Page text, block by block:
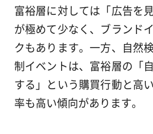
富裕層に対しては「広告を
が極めて少なく、ブランド
クもあります。一方、自然
制イベントは、富裕層の「
する」という購買行動と高
率も高い傾向があります。